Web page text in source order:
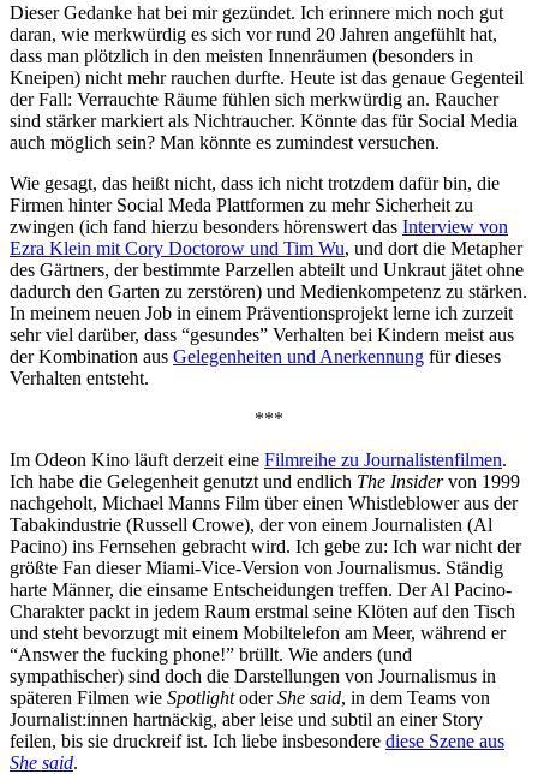
Dieser Gedanke hat bei mir gezündet. Ich erinnere mich noch gut
daran, wie merkwürdig es sich vor rund 20 Jahren angefühlt hat,
dass man plötzlich in den meisten Innenräumen (besonders in
Kneipen) nicht mehr rauchen durfte. Heute ist das genaue Gegenteil
der Fall: Verrauchte Räume fühlen sich merkwürdig an. Raucher
sind stärker markiert als Nichtraucher. Könnte das für Social Media
auch möglich sein? Man könnte es zumindest versuchen.
Wie gesagt, das heißt nicht, dass ich nicht trotzdem dafür bin, die
Firmen hinter Social Meda Plattformen zu mehr Sicherheit zu
zwingen (ich fand hierzu besonders hörenswert das Interview von
Ezra Klein mit Cory Doctorow und Tim Wu, und dort die Metapher
des Gärtners, der bestimmte Parzellen abteilt und Unkraut jätet ohne
dadurch den Garten zu zerstören) und Medienkompetenz zu stärken.
In meinem neuen Job in einem Präventionsprojekt lerne ich zurzeit
sehr viel darüber, dass “gesundes” Verhalten bei Kindern meist aus
der Kombination aus Gelegenheiten und Anerkennung für dieses
Verhalten entsteht.
***
Im Odeon Kino läuft derzeit eine Filmreihe zu Journalistenfilmen.
Ich habe die Gelegenheit genutzt und endlich The Insidervon 1999
nachgeholt, Michael Manns Film über einen Whistleblower aus der
Tabakindustrie (Russell Crowe), der von einem Journalisten (Al
Pacino) ins Fernsehen gebracht wird. Ich gebe zu: Ich war nicht der
größte Fan dieser Miami-Vice-Version von Journalismus. Ständig
harte Männer, die einsame Entscheidungen treffen. Der Al Pacino-
Charakter packt in jedem Raum erstmal seine Klöten auf den Tisch
und steht bevorzugt mit einem Mobiltelefon am Meer, während er
“Answer the fucking phone!” brüllt. Wie anders (und
sympathischer) sind doch die Darstellungen von Journalismus in
späteren Filmen wie SpotlightoderShe said, in dem Teams von
Journalist:innen hartnäckig, aber leise und subtil an einer Story
feilen, bis sie druckreif ist. Ich liebe insbesondere diese Szene aus
She said.